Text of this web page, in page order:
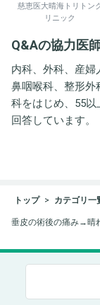
慈恵医大晴海トリトン
リニック
Q&Aの協力医
内科、外科、産
鼻咽喉科、整形外
科をはじめ、55
回答しています。
トップ カテゴリ一
垂皮の術後の痛み→晴